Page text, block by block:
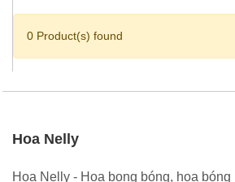
0 Product(s) found
Hoa Nelly
Hoa Nelly - Hoa bong bóng, hoa bóng